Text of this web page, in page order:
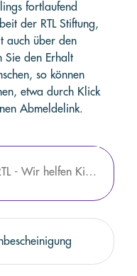
fortlaufend
der RTL Stiftung,
auch über den
Sie den Erhalt
so können
etwa durch Klick
Abmeldelink.
- Wir helfen Kindern e.V.